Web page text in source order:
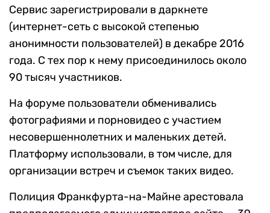
Сервис зарегистрировали в даркнете
(интернет-сеть с высокой степенью
анонимности пользователей) в декабре 2016
года. С тех пор к нему присоединилось около
90 тысяч участников.
На форуме пользователи обменивались
фотографиями и порновидео с участием
несовершеннолетних и маленьких детей.
Платформу использовали, в том числе, для
организации встреч и съемок таких видео.
Полиция Франкфурта-на-Майне арестовала